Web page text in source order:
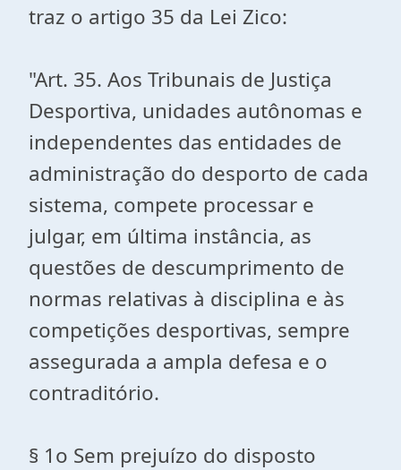
traz o artigo 35 da Lei Zico:
"Art. 35. Aos Tribunais de Justiça
Desportiva, unidades autônomas e
independentes das entidades de
administração do desporto de cada
sistema, compete processar e
julgar, em última instância, as
questões de descumprimento de
normas relativas à disciplina e às
competições desportivas, sempre
assegurada a ampla defesa e o
contraditório.
§ 1o Sem prejuízo do disposto